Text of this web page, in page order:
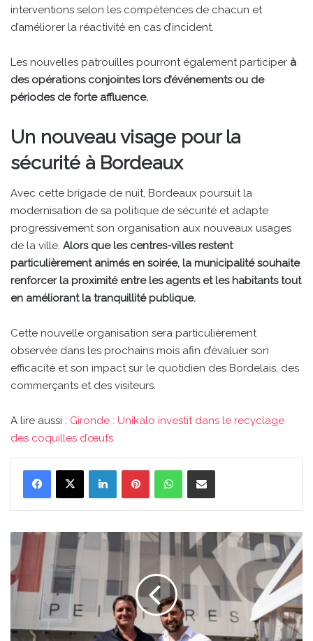
interventions selon les compétences de chacun et
d’améliorer la réactivité en cas d’incident.
Les nouvelles patrouilles pourront également participer à
des opérations conjointes lors d’événements ou de
périodes de forte affluence.
Un nouveau visage pour la
sécurité à Bordeaux
Avec cette brigade de nuit, Bordeaux poursuit la
modernisation de sa politique de sécurité et adapte
progressivement son organisation aux nouveaux usages
de la ville. Alors que les centres-villes restent
particulièrement animés en soirée, la municipalité souhaite
renforcer la proximité entre les agents et les habitants tout
en améliorant la tranquillité publique.
Cette nouvelle organisation sera particulièrement
observée dans les prochains mois afin d’évaluer son
efficacité et son impact sur le quotidien des Bordelais, des
commerçants et des visiteurs.
A lire aussi : Gironde : Unikalo investit dans le recyclage
des coquilles d’œufs
LinkedinPinterestWhatsAppPartager par email
Gironde
Unikalo
investit
recyclage